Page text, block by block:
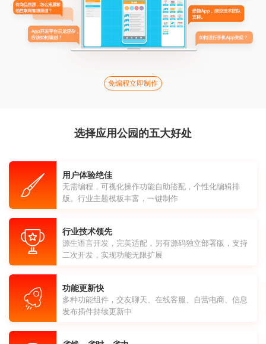
免编程立即制作
选择应用公园的五大好处
用户体验绝佳
无需编程，可视化操作功能自助搭配，个性化编辑排
版。行业主题模板丰富，一键制作
行业技术领先
源生语言开发，完美适配，另有源码独立部署版，支持
二次开发，实现功能无限扩展
功能更新快
多种功能组件，交友聊天、在线客服、自营电商、信息
发布插件持续更新中